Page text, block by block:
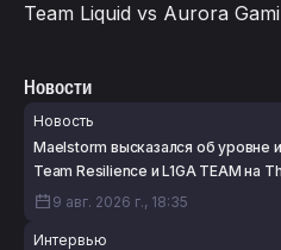
Team Liquid vs Aurora
Новости
Новость
Maelstorm высказался об уровне
Team Resilience и L1GA TEAM на
9 авг. 2026 г., 18:35
Интервью